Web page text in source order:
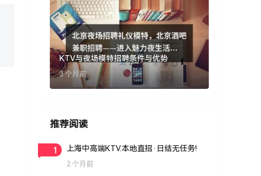
KTV与夜场模特招聘条件与优势
3 个月前
推荐阅读
1 上海中高端KTV.本地直招·日结无任务!
2 个月前